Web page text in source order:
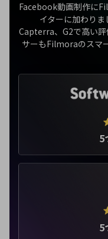
Facebook動画制作に
イターに加わり
Capterra、G2で高い評
サーもFilmoraのスマ
5
5